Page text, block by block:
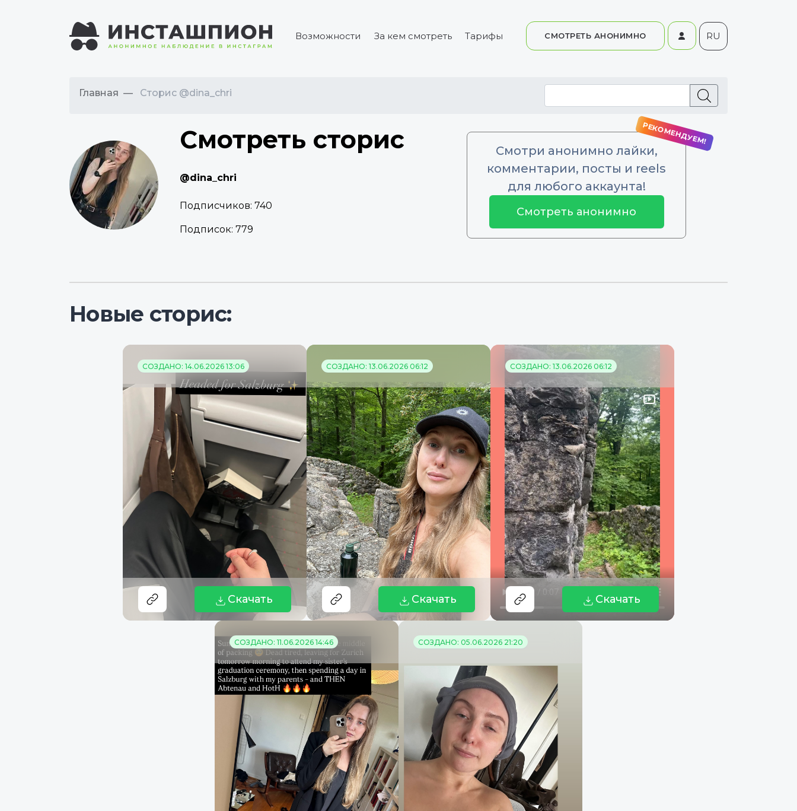
Возможности За кем смотреть Тарифы СМОТРЕТЬ АНОНИМНО RU
Главная Сторис @dina_chri
Смотреть сторис
@dina_chri
Подписчиков: 740
Подписок: 779
Смотри анонимно лайки,
комментарии, посты и reels
для любого аккаунта!
Смотреть анонимно
Новые сторис:
СОЗДАНО: 14.06.2026 13:06
Скачать
СОЗДАНО: 13.06.2026 06:12
Скачать
СОЗДАНО: 13.06.2026 06:12
Скачать
СОЗДАНО: 11.06.2026 14:46 СОЗДАНО: 05.06.2026 21:20